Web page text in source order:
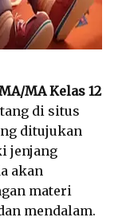
MA Kelas 12
di situs
ditujukan
jenjang
akan
materi
mendalam.